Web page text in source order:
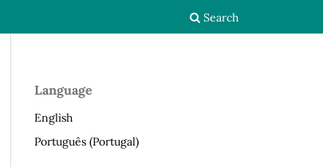
Search
Language
English
Português (Portugal)